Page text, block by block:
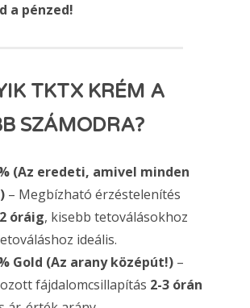
a pénzed!
TKTX KRÉM A
SZÁMODRA?
(Az eredeti, amivel minden
– Megbízható érzéstelenítés
óráig, kisebb tetoválásokhoz
ideális.
Gold (Az arany középút!) –
fájdalomcsillapítás 2-3 órán